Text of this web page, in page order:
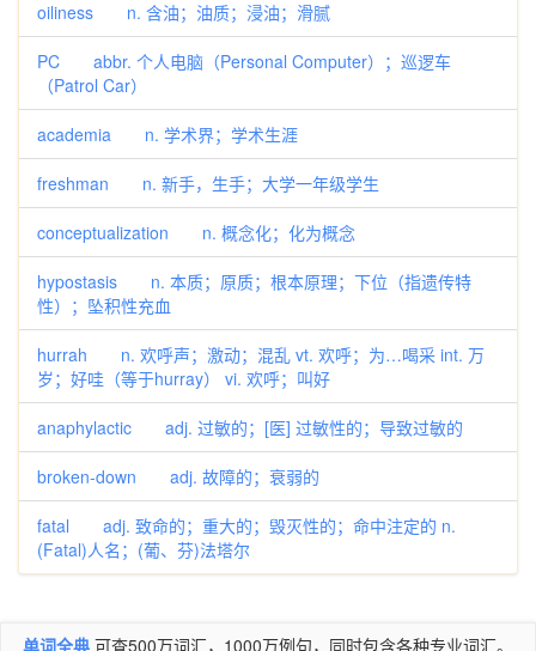
oiliness n. 含油；油质；浸油；滑腻
PC abbr. 个人电脑（Personal Computer）；巡逻车
（Patrol Car）
academia n. 学术界；学术生涯
freshman n. 新手，生手；大学一年级学生
conceptualization n. 概念化；化为概念
hypostasis n. 本质；原质；根本原理；下位（指遗传特
性）；坠积性充血
hurrah n. 欢呼声；激动；混乱 vt. 欢呼；为…喝采 int. 万
岁；好哇（等于hurray） vi. 欢呼；叫好
anaphylactic adj. 过敏的；[医] 过敏性的；导致过敏的
broken-down adj. 故障的；衰弱的
fatal adj. 致命的；重大的；毁灭性的；命中注定的 n.
(Fatal)人名；(葡、芬)法塔尔
单词全典 可查500万词汇，1000万例句，同时包含各种专业词汇。